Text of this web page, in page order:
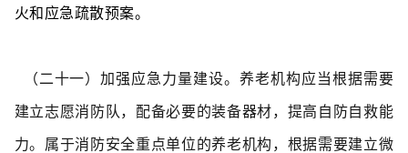
火和应急疏散预案。
（二十一）加强应急力量建设。养老机构应当根据需要
建立志愿消防队，配备必要的装备器材，提高自防自救能
力。属于消防安全重点单位的养老机构，根据需要建立微